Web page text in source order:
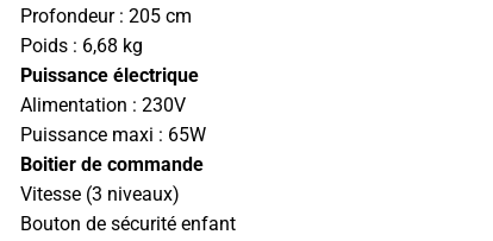
Profondeur : 205 cm
Poids : 6,68 kg
Puissance électrique
Alimentation : 230V
Puissance maxi : 65W
Boitier de commande
Vitesse (3 niveaux)
Bouton de sécurité enfant